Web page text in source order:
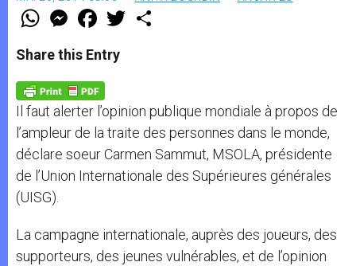
W
t
s
p
p
M
e
s
e
g
e
r
F
a
e
b
o
k
w
Share this Entry
Il faut alerter l’opinion publique mondiale à propos de
l’ampleur de la traite des personnes dans le monde,
déclare soeur Carmen Sammut, MSOLA, présidente
de l’Union Internationale des Supérieures générales
(UISG).
La campagne internationale, auprès des joueurs, des
supporteurs, des jeunes vulnérables, et de l’opinion